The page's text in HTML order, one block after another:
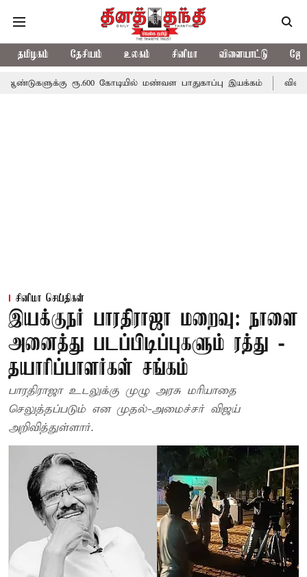
தமிழகம் தேசியம் உலகம் சினிமா விளையாட்டு
ரூ.600 கோடியில் மண்வள பாதுகாப்பு இயக்கம்
சினிமா செய்திகள்
இயக்குநர் பாரதிராஜா மறைவு: நாளை
அனைத்து படப்பிடிப்புகளும் ரத்து -
தயாரிப்பாளர்கள் சங்கம்
பாரதிராஜா உடலுக்கு முழு அரசு மரியாதை
செலுத்தப்படும் என முதல்-அமைச்சர் விஜய்
அறிவித்துள்ளார்.